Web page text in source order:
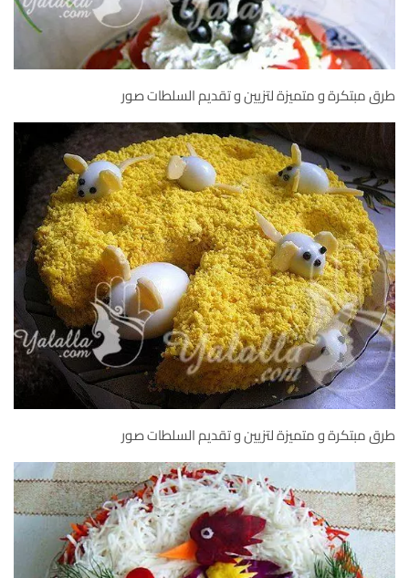
طرق مبتكرة و متميزة لتزيين و تقديم السلطات صور
طرق مبتكرة و متميزة لتزيين و تقديم السلطات صور